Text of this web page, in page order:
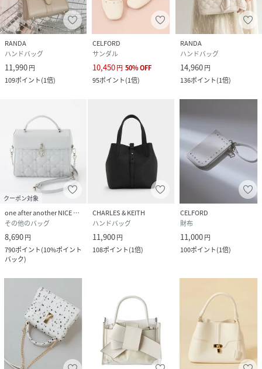
RANDA
ハンドバッグ
11,990円
109ポイント(1倍)
CELFORD
サンダル
10,450円 50%OFF
95ポイント(1倍)
RANDA
ハンドバッグ
14,960円
136ポイント(1倍)
クーポン対象
one after another NICE CLAUP
その他のバッグ
8,690円
790ポイント(10%ポイント
バック)
CHARLES & KEITH
ハンドバッグ
11,900円
108ポイント(1倍)
CELFORD
財布
11,000円
100ポイント(1倍)